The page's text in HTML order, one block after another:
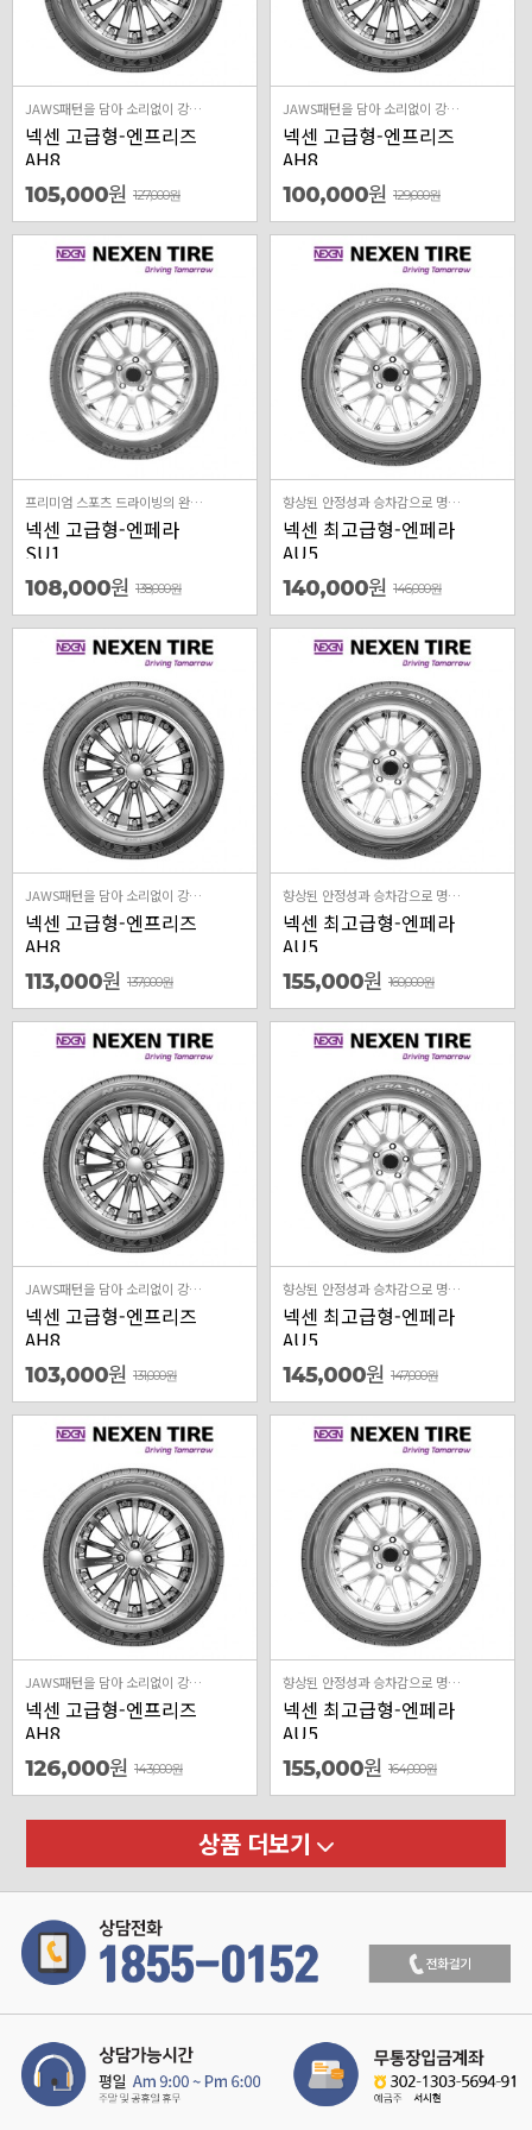
JAWS패턴을 담아 소리없이 강하다
넥센 고급형-엔프리즈
AH8
105,000원 127,000원
JAWS패턴을 담아 소리없이 강하다
넥센 고급형-엔프리즈
AH8
100,000원 129,000원
프리미엄 스포츠 드라이빙의 완벽한 진화
넥센 고급형-엔페라
SU1
108,000원 138,000원
향상된 안정성과 승차감으로 명차의 가치를 돋보이게하는 프리미엄 컴포트 타이어
넥센 최고급형-엔페라
AU5
140,000원 146,000원
JAWS패턴을 담아 소리없이 강하다
넥센 고급형-엔프리즈
AH8
113,000원 137,000원
향상된 안정성과 승차감으로 명차의 가치를 돋보이게하는 프리미엄 컴포트 타이어
넥센 최고급형-엔페라
AU5
155,000원 160,000원
JAWS패턴을 담아 소리없이 강하다
넥센 고급형-엔프리즈
AH8
103,000원 131,000원
향상된 안정성과 승차감으로 명차의 가치를 돋보이게하는 프리미엄 컴포트 타이어
넥센 최고급형-엔페라
AU5
145,000원 147,000원
JAWS패턴을 담아 소리없이 강하다
넥센 고급형-엔프리즈
AH8
126,000원 143,000원
향상된 안정성과 승차감으로 명차의 가치를 돋보이게하는 프리미엄 컴포트 타이어
넥센 최고급형-엔페라
AU5
155,000원 164,000원
상품 더보기